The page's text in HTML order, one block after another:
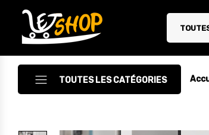
Letshop.dz
TOUTES LES CATÉGORIES
Accessoires